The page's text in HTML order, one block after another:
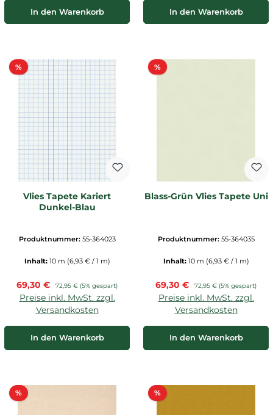
In den Warenkorb In den Warenkorb
%Rabatt
Vlies Tapete Kariert
Dunkel-Blau
Produktnummer: 55-364023
Inhalt: 10 m (6,93 € / 1 m)
Verkaufspreis:
69,30 € Regulärer Preis:
72,95 € (5% gespart)
Preise inkl. MwSt. zzgl.
Versandkosten
In den Warenkorb
%Rabatt
Blass-Grün Vlies Tapete Uni
Produktnummer: 55-364035
Inhalt: 10 m (6,93 € / 1 m)
Verkaufspreis:
69,30 € Regulärer Preis:
72,95 € (5% gespart)
Preise inkl. MwSt. zzgl.
Versandkosten
In den Warenkorb
%Rabatt %Rabatt